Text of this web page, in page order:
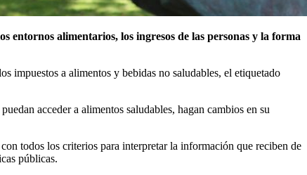
entornos alimentarios, los ingresos de las personas y la forma
impuestos a alimentos y bebidas no saludables, el etiquetado
acceder a alimentos saludables, hagan cambios en su
todos los criterios para interpretar la información que reciben de
públicas.